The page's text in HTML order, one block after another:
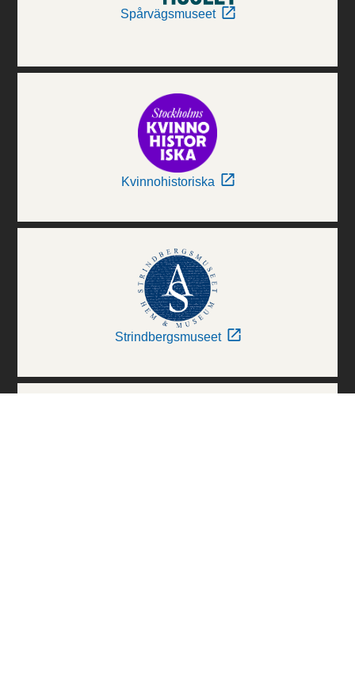
Spårvägsmuseet
Kvinnohistoriska
Strindbergsmuseet